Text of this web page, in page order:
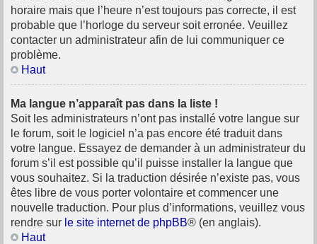
horaire mais que l’heure n’est toujours pas correcte, il est
probable que l’horloge du serveur soit erronée. Veuillez
contacter un administrateur afin de lui communiquer ce
problème.
Haut
Ma langue n’apparaît pas dans la liste !
Soit les administrateurs n’ont pas installé votre langue sur
le forum, soit le logiciel n’a pas encore été traduit dans
votre langue. Essayez de demander à un administrateur du
forum s’il est possible qu’il puisse installer la langue que
vous souhaitez. Si la traduction désirée n’existe pas, vous
êtes libre de vous porter volontaire et commencer une
nouvelle traduction. Pour plus d’informations, veuillez vous
rendre sur le site internet de phpBB® (en anglais).
Haut